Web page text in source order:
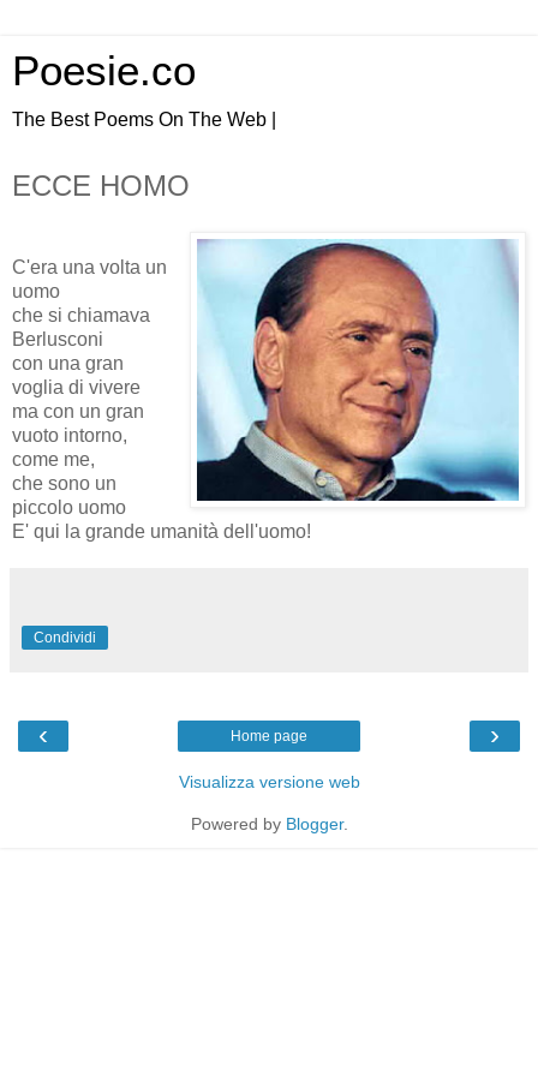
Poesie.co
The Best Poems On The Web |
ECCE HOMO
C'era una volta un
uomo
che si chiamava
Berlusconi
con una gran
voglia di vivere
ma con un gran
vuoto intorno,
come me,
che sono un
piccolo uomo
E' qui la grande umanità dell'uomo!
Condividi
‹ ›
Home page
Visualizza versione web
Powered by Blogger.